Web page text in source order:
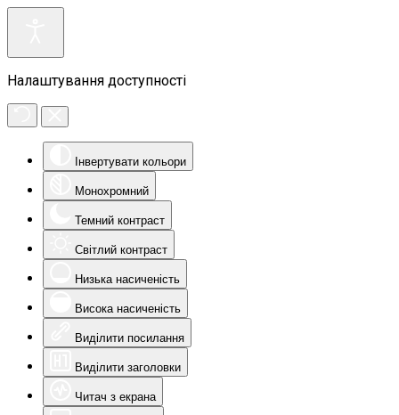
Налаштування доступності
Інвертувати кольори
Монохромний
Темний контраст
Світлий контраст
Низька насиченість
Висока насиченість
Виділити посилання
Виділити заголовки
Читач з екрана